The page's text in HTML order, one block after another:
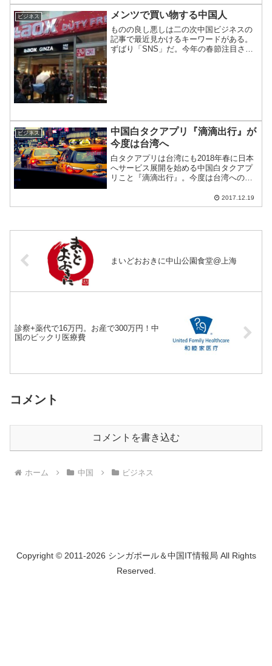
ビジネス メンツで買い物する中国人
ものの良し悪しは二の次中国ビジネスの
記事で最近見かけるキーワードがある。
ずばり「SNS」だ。今年の春節注目され
ビジネス
中国白タクアプリ『滴滴出行』が
今度は台湾へ
白タクアプリは台湾にも2018年春に日本
へサービス展開を始める中国白タクアプ
リこと『滴滴出行』。今度は台湾への進
ている。サービスへの注目は高いが、ど
うなるのだろうか？
2017.12.19
まいどおおきに中山公園食堂@上海
診察+薬代で16万円。お産で300万円！中
国のビックリ医療費
コメント
コメントを書き込む
ホーム 中国 ビジネス
Copyright © 2011-2026 シンガポール＆中国IT情報局 All Rights
Reserved.